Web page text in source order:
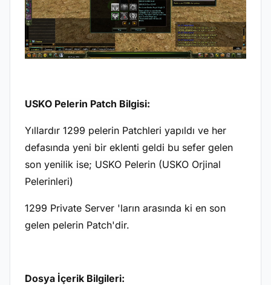
USKO Pelerin Patch Bilgisi:
Yıllardır 1299 pelerin Patchleri yapıldı ve her
defasında yeni bir eklenti geldi bu sefer gelen
son yenilik ise; USKO Pelerin (USKO Orjinal
Pelerinleri)
1299 Private Server 'ların arasında ki en son
gelen pelerin Patch'dir.
Dosya İçerik Bilgileri: